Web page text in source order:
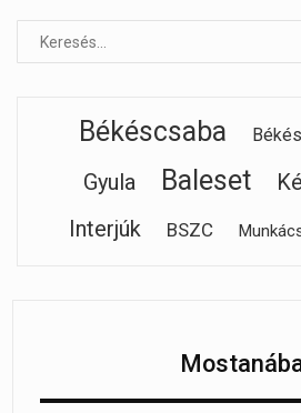
Békéscsaba Békés
Gyula
Baleset
Interjúk BSZC